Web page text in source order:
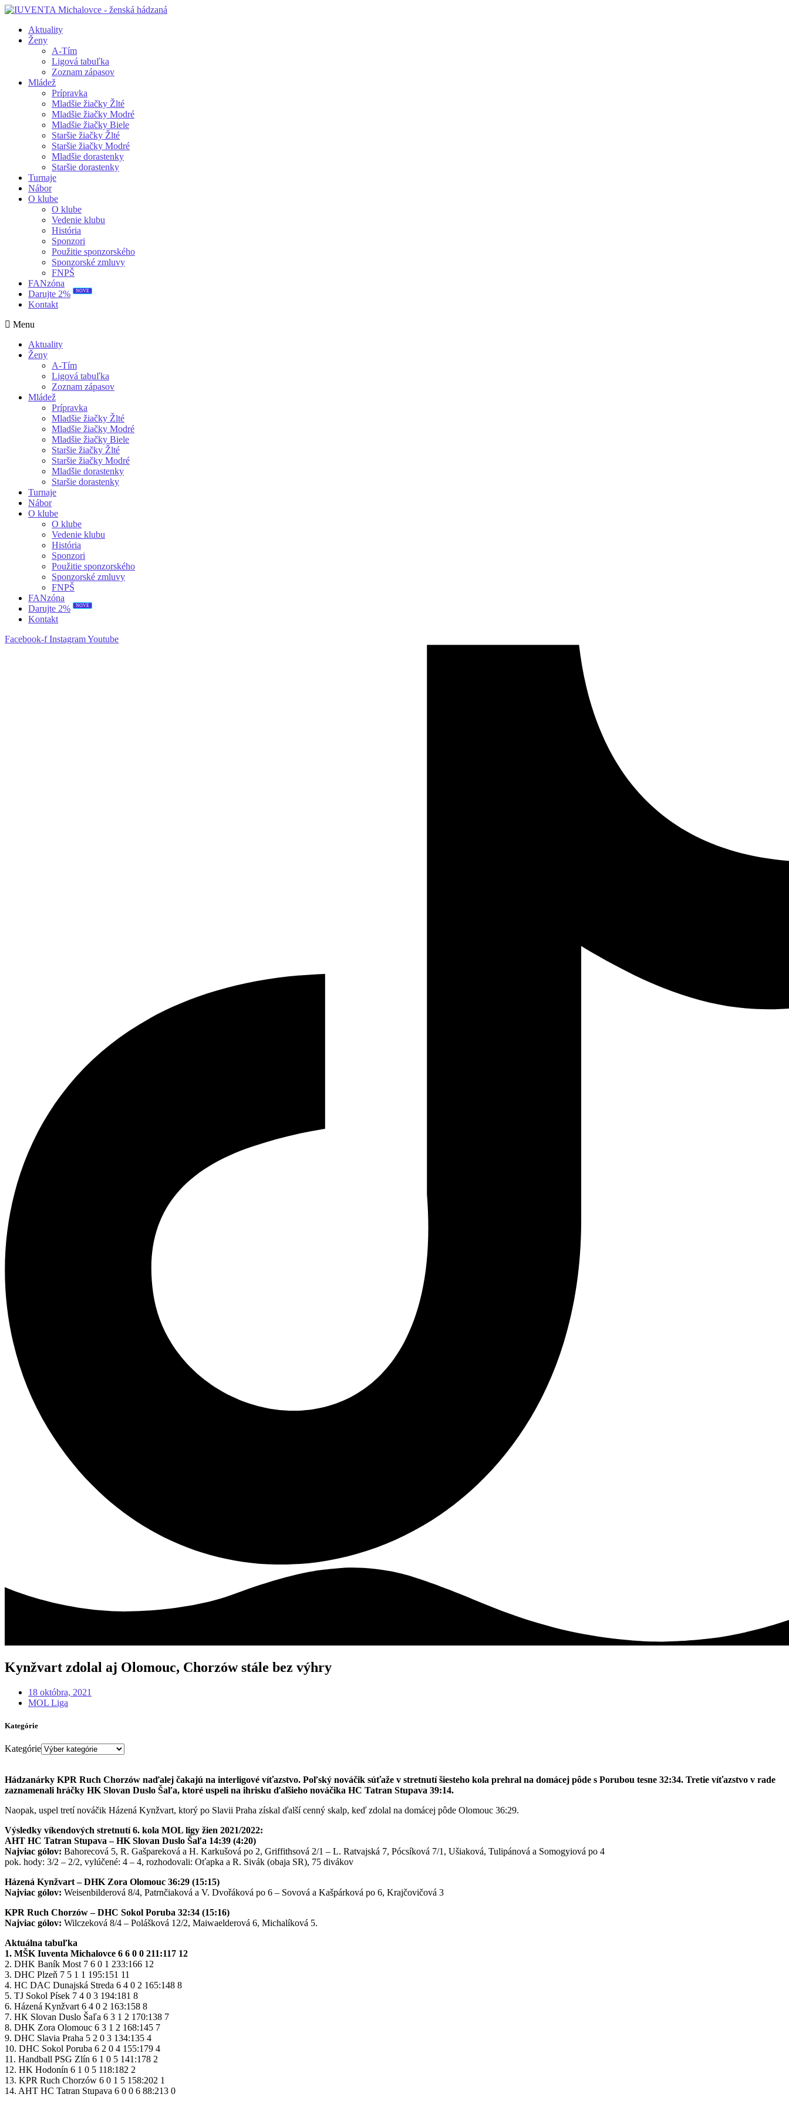
Aktuality
Ženy
A-Tím
Ligová tabuľka
Zoznam zápasov
Mládež
Prípravka
Mladšie žiačky Žlté
Mladšie žiačky Modré
Mladšie žiačky Biele
Staršie žiačky Žlté
Staršie žiačky Modré
Mladšie dorastenky
Staršie dorastenky
Turnaje
Nábor
O klube
O klube
Vedenie klubu
História
Sponzori
Použitie sponzorského
Sponzorské zmluvy
FNPŠ
FANzóna
Darujte 2%
NOVÉ
Kontakt
Menu
Aktuality
Ženy
A-Tím
Ligová tabuľka
Zoznam zápasov
Mládež
Prípravka
Mladšie žiačky Žlté
Mladšie žiačky Modré
Mladšie žiačky Biele
Staršie žiačky Žlté
Staršie žiačky Modré
Mladšie dorastenky
Staršie dorastenky
Turnaje
Nábor
O klube
O klube
Vedenie klubu
História
Sponzori
Použitie sponzorského
Sponzorské zmluvy
FNPŠ
FANzóna
Darujte 2%
NOVÉ
Kontakt
Facebook-f InstagramYoutube
Kynžvart zdolal aj Olomouc, Chorzów stále bez výhry
18 októbra, 2021
MOL Liga
Kategórie
Kategórie
Hádzanárky KPR Ruch Chorzów naďalej čakajú na interligové víťazstvo. Poľský nováčik súťaže v stretnutí šiesteho kola prehral na domácej pôde s Porubou tesne 32:34. Tretie víťazstvo v rade
zaznamenali hráčky HK Slovan Duslo Šaľa, ktoré uspeli na ihrisku ďalšieho nováčika HC Tatran Stupava 39:14.
Naopak, uspel tretí nováčik Házená Kynžvart, ktorý po Slavii Praha získal ďalší cenný skalp, keď zdolal na domácej pôde Olomouc 36:29.
Výsledky víkendových stretnutí 6. kola MOL ligy žien 2021/2022:
AHT HC Tatran Stupava – HK Slovan Duslo Šaľa 14:39 (4:20)
Najviac gólov: Bahorecová 5, R. Gašpareková a H. Karkušová po 2, Griffithsová 2/1 – L. Ratvajská 7, Pócsíková 7/1, Ušiaková, Tulipánová a Somogyiová po 4
pok. hody: 3/2 – 2/2, vylúčené: 4 – 4, rozhodovali: Oťapka a R. Sivák (obaja SR), 75 divákov
Házená Kynžvart – DHK Zora Olomouc 36:29 (15:15)
Najviac gólov: Weisenbilderová 8/4, Patrnčiaková a V. Dvořáková po 6 – Sovová a Kašpárková po 6, Krajčovičová 3
KPR Ruch Chorzów – DHC Sokol Poruba 32:34 (15:16)
Najviac gólov: Wilczeková 8/4 – Polášková 12/2, Maiwaelderová 6, Michalíková 5.
Aktuálna tabuľka
1. MŠK Iuventa Michalovce 6 6 0 0 211:117 12
2. DHK Baník Most 7 6 0 1 233:166 12
3. DHC Plzeň 7 5 1 1 195:151 11
4. HC DAC Dunajská Streda 6 4 0 2 165:148 8
5. TJ Sokol Písek 7 4 0 3 194:181 8
6. Házená Kynžvart 6 4 0 2 163:158 8
7. HK Slovan Duslo Šaľa 6 3 1 2 170:138 7
8. DHK Zora Olomouc 6 3 1 2 168:145 7
9. DHC Slavia Praha 5 2 0 3 134:135 4
10. DHC Sokol Poruba 6 2 0 4 155:179 4
11. Handball PSG Zlín 6 1 0 5 141:178 2
12. HK Hodonín 6 1 0 5 118:182 2
13. KPR Ruch Chorzów 6 0 1 5 158:202 1
14. AHT HC Tatran Stupava 6 0 0 6 88:213 0